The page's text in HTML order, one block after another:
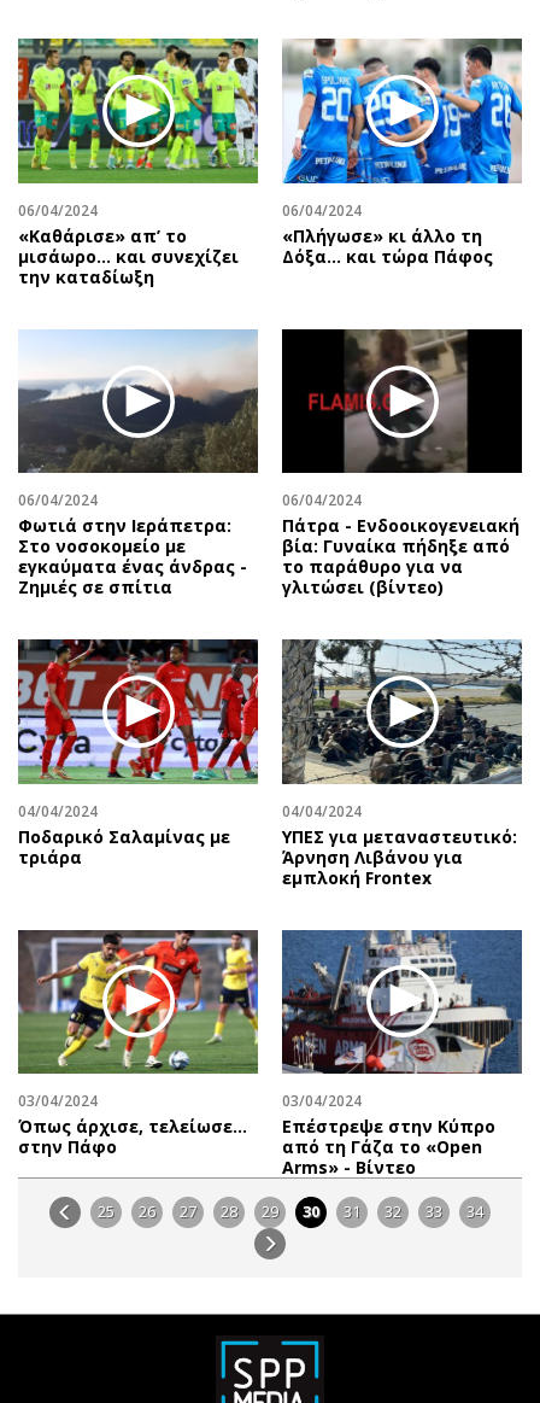
06/04/2024
«Καθάρισε» απ’ το
μισάωρο… και συνεχίζει
την καταδίωξη
06/04/2024
«Πλήγωσε» κι άλλο τη
Δόξα… και τώρα Πάφος
06/04/2024
Φωτιά στην Ιεράπετρα:
Στο νοσοκομείο με
εγκαύματα ένας άνδρας -
Ζημιές σε σπίτια
06/04/2024
Πάτρα - Ενδοοικογενειακή
βία: Γυναίκα πήδηξε από
το παράθυρο για να
γλιτώσει (βίντεο)
04/04/2024
Ποδαρικό Σαλαμίνας με
τριάρα
04/04/2024
ΥΠΕΣ για μεταναστευτικό:
Άρνηση Λιβάνου για
εμπλοκή Frontex
03/04/2024
Όπως άρχισε, τελείωσε…
στην Πάφο
03/04/2024
Επέστρεψε στην Κύπρο
από τη Γάζα το «Open
Arms» - Βίντεο
25 26 27 28 29 30 31 32 33 34